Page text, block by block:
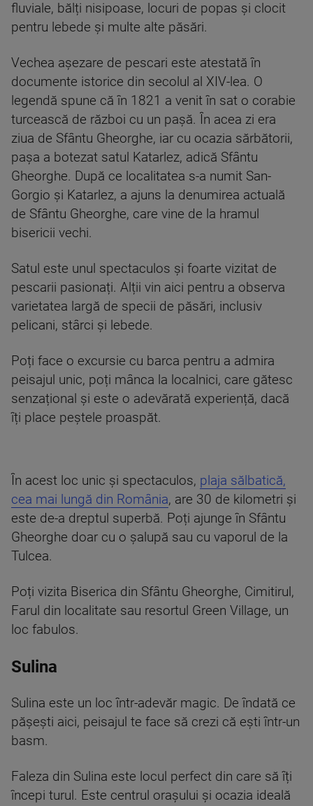
fluviale, bălți nisipoase, locuri de popas și clocit
pentru lebede și multe alte păsări.
Vechea așezare de pescari este atestată în
documente istorice din secolul al XIV-lea. O
legendă spune că în 1821 a venit în sat o corabie
turcească de război cu un pașă. În acea zi era
ziua de Sfântu Gheorghe, iar cu ocazia sărbătorii,
pașa a botezat satul Katarlez, adică Sfântu
Gheorghe. După ce localitatea s-a numit San-
Gorgio și Katarlez, a ajuns la denumirea actuală
de Sfântu Gheorghe, care vine de la hramul
bisericii vechi.
Satul este unul spectaculos și foarte vizitat de
pescarii pasionați. Alții vin aici pentru a observa
varietatea largă de specii de păsări, inclusiv
pelicani, stârci și lebede.
Poți face o excursie cu barca pentru a admira
peisajul unic, poți mânca la localnici, care gătesc
senzațional și este o adevărată experiență, dacă
îți place peștele proaspăt.
În acest loc unic și spectaculos, plaja sălbatică,
cea mai lungă din România, are 30 de kilometri și
este de-a dreptul superbă. Poți ajunge în Sfântu
Gheorghe doar cu o șalupă sau cu vaporul de la
Tulcea.
Poți vizita Biserica din Sfântu Gheorghe, Cimitirul,
Farul din localitate sau resortul Green Village, un
loc fabulos.
Sulina
Sulina este un loc într-adevăr magic. De îndată ce
pășești aici, peisajul te face să crezi că ești într-un
basm.
Faleza din Sulina este locul perfect din care să îți
începi turul. Este centrul orașului și ocazia ideală